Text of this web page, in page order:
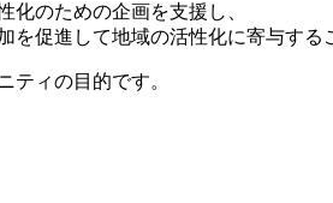
化のための企画を支援し、
を促進して地域の活性化に寄与する
ティの目的です。